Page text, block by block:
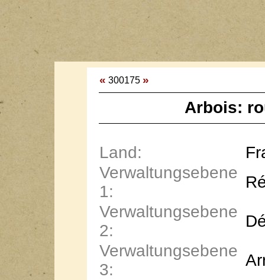
« 300175 »
Arbois:
Land:
Verwaltungsebene
1:
Verwaltungsebene
2:
Verwaltungsebene
3: